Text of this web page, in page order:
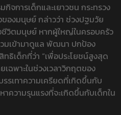
จการเด็กและเยาวชน กระทรวง
องมนุษย์ กล่าวว่า ช่วงปฐมวัย
วิตมนุษย์ หากผู้ใหญ่ในครอบครัว
วมเข้ามาดูแล พัฒนา ปกป้อง
เด็กที่ว่า “เพื่อประโยชน์สูงสุด
ฉพาะในช่วงเวลาวิกฤตของ
รเทาความเครียดที่เกิดขึ้นกับ
ความรุนแรงที่จะเกิดขึ้นกับเด็กใน